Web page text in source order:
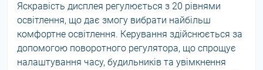
Яскравість дисплея регулюється з 20 рівнями
освітлення, що дає змогу вибрати найбільш
комфортне освітлення. Керування здійснюється за
допомогою поворотного регулятора, що спрощує
налаштування часу, будильників та увімкнення